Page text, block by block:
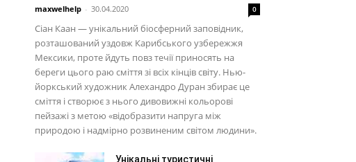
maxwelhelp - 30.04.2020 0
Сіан Каан — унікальний біосферний заповідник,
розташований уздовж Карибського узбережжя
Мексики, проте йдуть повз течії приносять на
береги цього раю сміття зі всіх кінців світу. Нью-
йоркський художник Алехандро Дуран збирає це
сміття і створює з нього дивовижні кольорові
пейзажі з метою «відобразити напруга між
природою і надмірно розвиненим світом людини».
Унікальні туристичні